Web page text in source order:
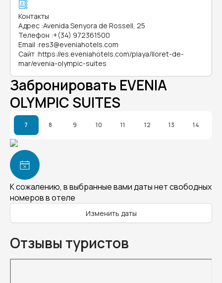
Контакты
Адрес :Avenida Senyora de Rossell, 25
Телефон :+(34) 972361500
Email :res3@eveniahotels.com
Сайт :https://es.eveniahotels.com/playa/lloret-de-
mar/evenia-olympic-suites
Забронировать EVENIA
OLYMPIC SUITES
7 8 9 10 11 12 13 14
К сожалению, в выбранные вами даты нет свободных
номеров в отеле
Изменить даты
Отзывы туристов